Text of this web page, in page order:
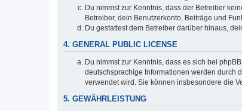
Du nimmst zur Kenntnis, dass der Betreiber
Betreiber, dein Benutzerkonto, Beiträge und
Du gestattest dem Betreiber darüber hinaus,
4. GENERAL PUBLIC LICENSE
Du nimmst zur Kenntnis, dass es sich bei
deutschsprachige Informationen werden durch
verwendet wird. Sie können insbesondere die
5. GEWÄHRLEISTUNG